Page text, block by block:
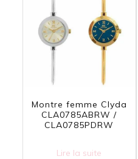
€99,90.
Montre femme Clyda
CLA0785ABRW /
CLA0785PDRW
Lire la suite